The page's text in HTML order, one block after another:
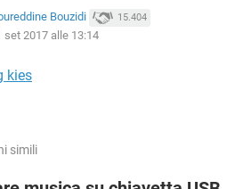
Bouzidi 15.404
set 2017 alle 13:14
kies
simili